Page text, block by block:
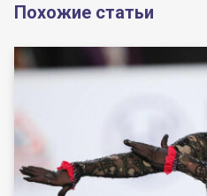
Похожие статьи